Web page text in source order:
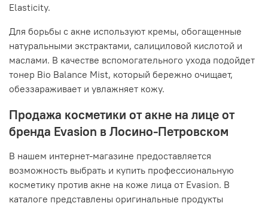
Elasticity.
Для борьбы с акне используют кремы, обогащенные
натуральными экстрактами, салициловой кислотой и
маслами. В качестве вспомогательного ухода подойдет
тонер Bio Balance Mist, который бережно очищает,
обеззараживает и увлажняет кожу.
Продажа косметики от акне на лице от
бренда Evasion в Лосино-Петровском
В нашем интернет-магазине предоставляется
возможность выбрать и купить профессиональную
косметику против акне на коже лица от Evasion. В
каталоге представлены оригинальные продукты